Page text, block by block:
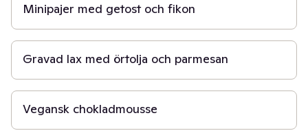
Minipajer med getost och fikon
30 min
Gravad lax med örtolja och parmesan
1 t 30 min
Vegansk chokladmousse
6 t